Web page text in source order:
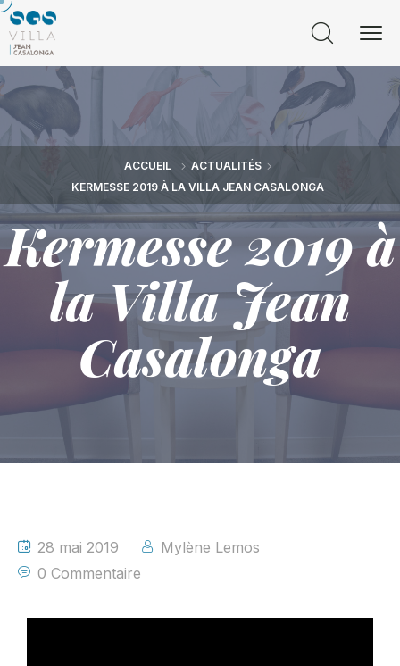
ACCUEIL
ACTUALITÉS
KERMESSE 2019 À LA VILLA JEAN CASALONGA
Kermesse 2019 à
la Villa Jean
Casalonga
28 mai 2019
Mylène Lemos
0 Commentaire